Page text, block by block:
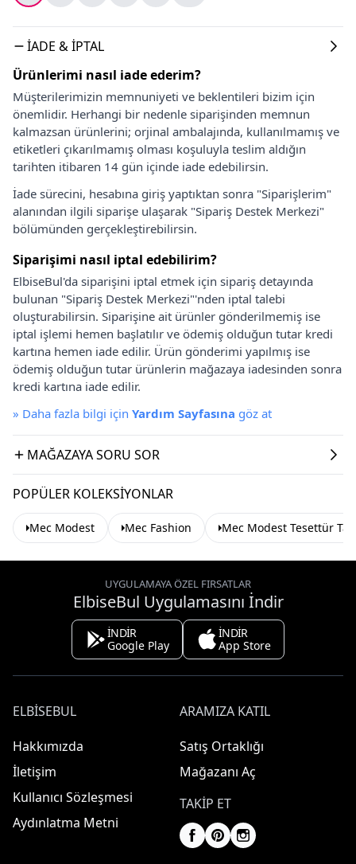
İADE & İPTAL
Ürünlerimi nasıl iade ederim?
Müşterilerimizin memnuniyeti ve beklentileri bizim için
önemlidir. Herhangi bir nedenle siparişinden memnun
kalmazsan ürünlerini; orjinal ambalajında, kullanılmamış ve
etiketleri çıkarılmamış olması koşuluyla teslim aldığın
tarihten itibaren 14 gün içinde iade edebilirsin.
İade sürecini, hesabına giriş yaptıktan sonra "Siparişlerim"
alanından ilgili siparişe ulaşarak "Sipariş Destek Merkezi"
bölümünden gerçekleştirebilirsin.
Siparişimi nasıl iptal edebilirim?
ElbiseBul'da siparişini iptal etmek için sipariş detayında
bulunan "Sipariş Destek Merkezi"'nden iptal talebi
oluşturabilirsin. Siparişine ait ürünler gönderilmemiş ise
iptal işlemi hemen başlatılır ve ödemiş olduğun tutar kredi
kartına hemen iade edilir. Ürün gönderimi yapılmış ise
ödemiş olduğun tutar ürünlerin mağazaya iadesinden sonra
kredi kartına iade edilir.
» Daha fazla bilgi için Yardım Sayfasına göz at
MAĞAZAYA SORU SOR
POPÜLER KOLEKSIYONLAR
Mec Modest Mec Fashion Mec Modest Tesettür
UYGULAMAYA ÖZEL FIRSATLAR
ElbiseBul Uygulamasını İndir
İNDİR
Google Play
İNDİR
App Store
ELBISEBUL
Hakkımızda
İletişim
Kullanıcı Sözleşmesi
Aydınlatma Metni
ARAMIZA KATIL
Satış Ortaklığı
Mağazanı Aç
TAKIP ET